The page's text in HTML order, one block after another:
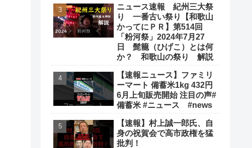
ニュース速報 紀州三大祭
り 一番古い祭り【和歌山
かってにＰＲ】第514回
「粉河祭」2024年7月27
日 髭籠（ひげこ）とは何
か？ 和歌山の祭り 解説
【速報ニュース】ファミリ
ーマート 備蓄米1kg 432円
6月上旬販売開始 注目の声#
備蓄米 #ニュース #news
【速報】村上誠一郎氏、自
身の祝賀会で高市政権を猛
批判！